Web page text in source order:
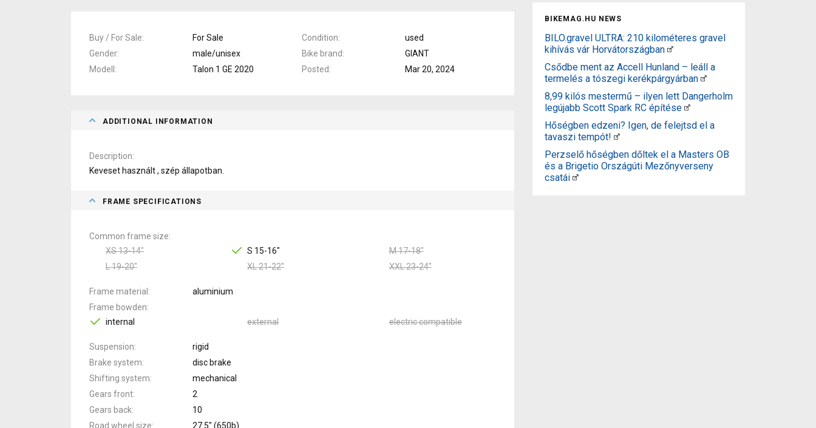
BIKEMAG.HU NEWS
BILO.gravel ULTRA: 210 kilométeres gravel
kihívás vár Horvátországban
Csődbe ment az Accell Hunland – leáll a
termelés a tószegi kerékpárgyárban
8,99 kilós mestermű – ilyen lett Dangerholm
legújabb Scott Spark RC építése
Hőségben edzeni? Igen, de felejtsd el a
tavaszi tempót!
Perzselő hőségben dőltek el a Masters OB
és a Brigetio Országúti Mezőnyverseny
csatái
Buy / For Sale For Sale Condition
used
Gender
male/unisex Bike brand
GIANT
Modell
Talon 1 GE 2020 Posted Mar 20, 2024
ADDITIONAL INFORMATION
Description
Keveset használt , szép állapotban.
FRAME SPECIFICATIONS
Common frame size
XS 13-14"
S 15-16"
M 17-18"
L 19-20"
XL 21-22" XXL 23-24"
Frame material
aluminium
Frame bowden
internal
external electric compatible
Suspension
rigid
Brake system
disc brake
Shifting system
mechanical
Gears front
2
Gears back
10
Road wheel size
27.5" (650b)